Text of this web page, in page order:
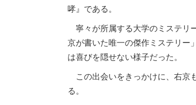
哮』である。
寧々が所属する大学のミステリ
京が書いた唯一の傑作ミステリー
は喜びを隠せない様子だった。
この出会いをきっかけに、右京
る。